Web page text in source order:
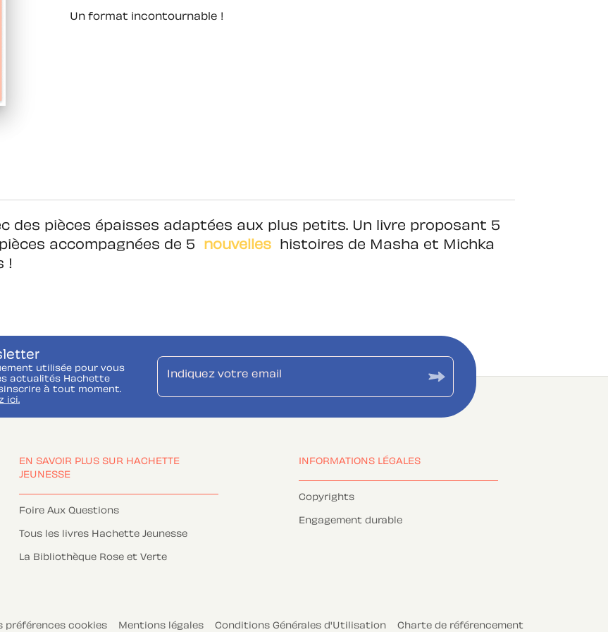
Un format incontournable !
des pièces épaisses adaptées aux plus petits. Un livre proposant 5
accompagnées de 5 nouvelleshistoires de Masha et Michka
!
utilisée pour vous
actualités Hachette
à tout moment.
ici.
Indiquez votre email
EN SAVOIR PLUS SUR HACHETTE
JEUNESSE
Foire Aux Questions
Tous les livres Hachette Jeunesse
La Bibliothèque Rose et Verte
INFORMATIONS LÉGALES
Copyrights
Engagement durable
préférences cookies Mentions légales Conditions Générales d'Utilisation Charte de référencement